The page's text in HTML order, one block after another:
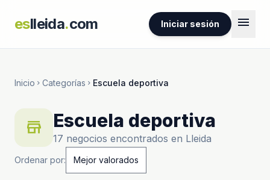
eslleida.com Iniciar sesión menu
Inicio chevron_right Categorías chevron_right Escuela deportiva
store Escuela deportiva
17 negocios encontrados en Lleida
Ordenar por: